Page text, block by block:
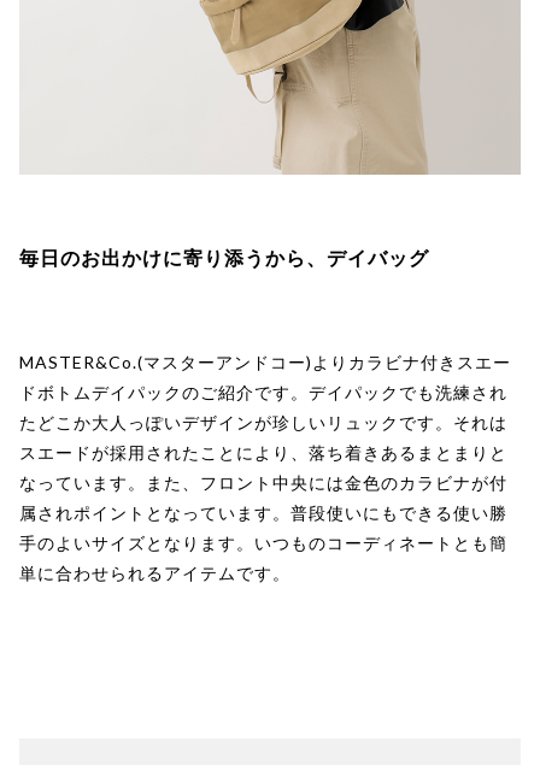
毎日のお出かけに寄り添うから、デイバッグ
MASTER&Co.(マスターアンドコー)よりカラビナ付きスエー
ドボトムデイパックのご紹介です。デイパックでも洗練され
たどこか大人っぽいデザインが珍しいリュックです。それは
スエードが採用されたことにより、落ち着きあるまとまりと
なっています。また、フロント中央には金色のカラビナが付
属されポイントとなっています。普段使いにもできる使い勝
手のよいサイズとなります。いつものコーディネートとも簡
単に合わせられるアイテムです。